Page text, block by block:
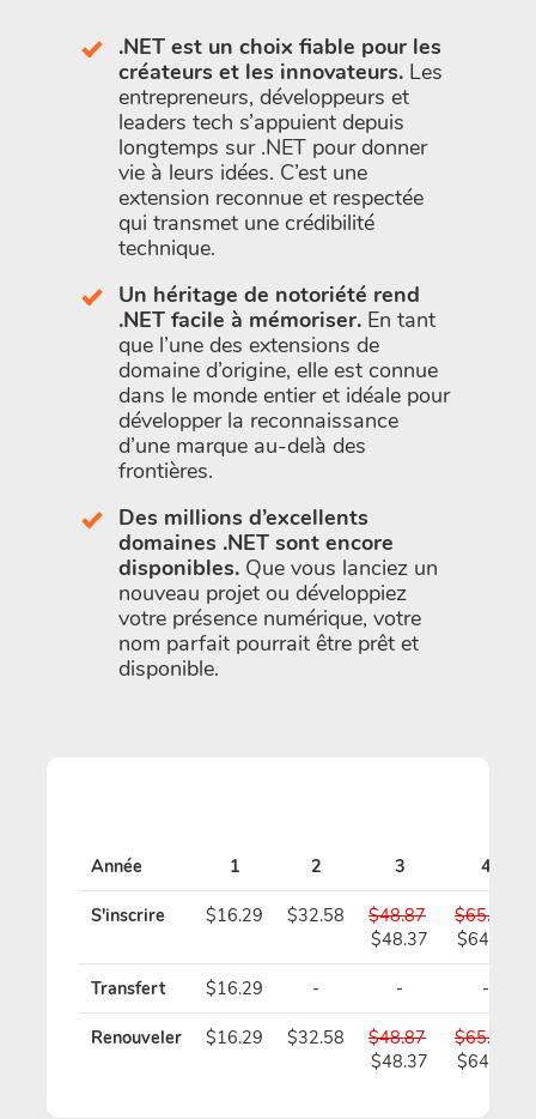
.NET est un choix fiable pour les
créateurs et les innovateurs. Les
entrepreneurs, développeurs et
leaders tech s’appuient depuis
longtemps sur .NET pour donner
vie à leurs idées. C’est une
extension reconnue et respectée
qui transmet une crédibilité
technique.
Un héritage de notoriété rend
.NET facile à mémoriser. En tant
que l’une des extensions de
domaine d’origine, elle est connue
dans le monde entier et idéale pour
développer la reconnaissance
d’une marque au-delà des
frontières.
Des millions d’excellents
domaines .NET sont encore
disponibles. Que vous lanciez un
nouveau projet ou développiez
votre présence numérique, votre
nom parfait pourrait être prêt et
disponible.
Année 1 2 3 4
S'inscrire $16.29 $32.58
$48.87
$48.37
$65.16
$64.16
Transfert $16.29 - - -
Renouveler $16.29 $32.58
$48.87
$48.37
$65.16
$64.16